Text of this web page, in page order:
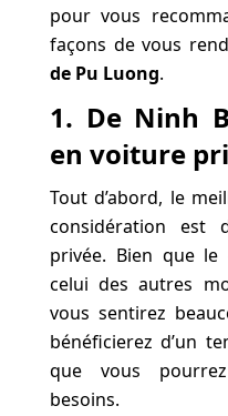
pour vous
façons de vous
de Pu Luong.
1. De Ninh
en voiture
Tout d’abord, le
considération est
privée. Bien que
celui des autres
vous sentirez
bénéficierez d’un
que vous
besoins.